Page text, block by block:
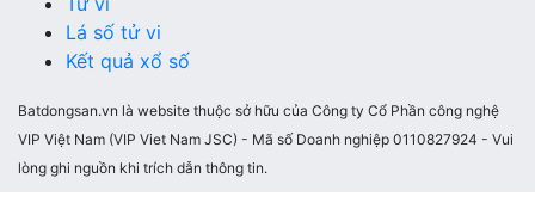
Lá số tử vi
Kết quả xổ số
Batdongsan.vn là website thuộc sở hữu của Công ty Cổ Phần công nghệ
VIP Việt Nam (VIP Viet Nam JSC) - Mã số Doanh nghiệp 0110827924 - Vui
lòng ghi nguồn khi trích dẫn thông tin.